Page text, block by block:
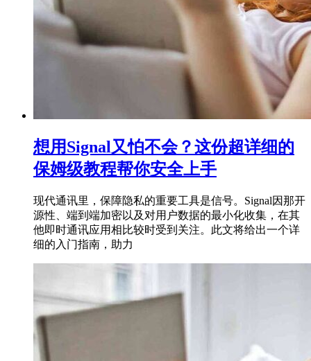
想用Signal又怕不会？这份超详细的
保姆级教程帮你安全上手
现代通讯里，保障隐私的重要工具是信号。Signal因那开
源性、端到端加密以及对用户数据的最小化收集，在其
他即时通讯应用相比较时受到关注。此文将给出一个详
细的入门指南，助力